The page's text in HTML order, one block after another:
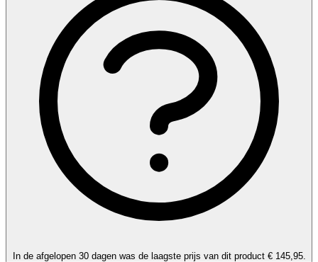
In de afgelopen 30 dagen was de laagste prijs van dit product € 145,95.